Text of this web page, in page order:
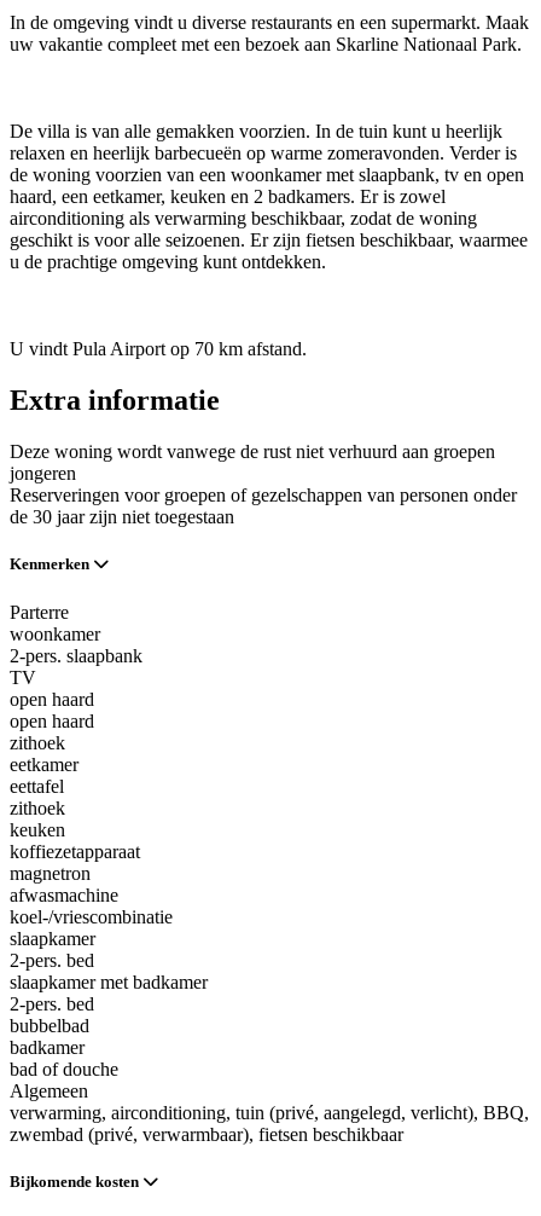
In de omgeving vindt u diverse restaurants en een supermarkt. Maak
uw vakantie compleet met een bezoek aan Skarline Nationaal Park.
De villa is van alle gemakken voorzien. In de tuin kunt u heerlijk
relaxen en heerlijk barbecueën op warme zomeravonden. Verder is
de woning voorzien van een woonkamer met slaapbank, tv en open
haard, een eetkamer, keuken en 2 badkamers. Er is zowel
airconditioning als verwarming beschikbaar, zodat de woning
geschikt is voor alle seizoenen. Er zijn fietsen beschikbaar, waarmee
u de prachtige omgeving kunt ontdekken.
U vindt Pula Airport op 70 km afstand.
Extra informatie
Deze woning wordt vanwege de rust niet verhuurd aan groepen
jongeren
Reserveringen voor groepen of gezelschappen van personen onder
de 30 jaar zijn niet toegestaan
Kenmerken
Parterre
woonkamer
2-pers. slaapbank
TV
open haard
open haard
zithoek
eetkamer
eettafel
zithoek
keuken
koffiezetapparaat
magnetron
afwasmachine
koel-/vriescombinatie
slaapkamer
2-pers. bed
slaapkamer met badkamer
2-pers. bed
bubbelbad
badkamer
bad of douche
Algemeen
verwarming, airconditioning, tuin (privé, aangelegd, verlicht), BBQ,
zwembad (privé, verwarmbaar), fietsen beschikbaar
Bijkomende kosten